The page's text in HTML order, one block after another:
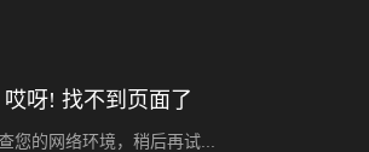
哎呀! 找不到页面了
您的网络环境，稍后再试...